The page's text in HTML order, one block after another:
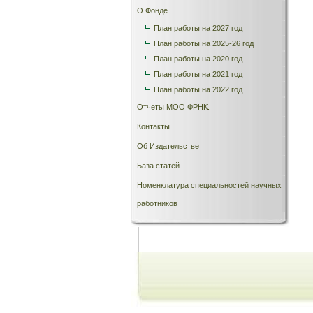
О Фонде
План работы на 2027 год
План работы на 2025-26 год
План работы на 2020 год
План работы на 2021 год
План работы на 2022 год
Отчеты МОО ФРНК.
Контакты
Об Издательстве
База статей
Номенклатура специальностей научных
работников